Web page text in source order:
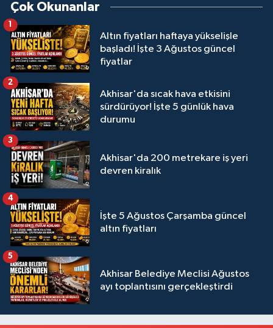
Çok Okunanlar
Altın fiyatları haftaya yükselişle
başladı! İşte 3 Ağustos güncel
fiyatlar
Akhisar'da sıcak hava etkisini
sürdürüyor! İşte 5 günlük hava
durumu
2
Akhisar'da 200 metrekare iş yeri
devren kiralık
3
İşte 5 Ağustos Çarşamba güncel
altın fiyatları
4
Akhisar Belediye Meclisi Ağustos
ayı toplantısını gerçekleştirdi
5